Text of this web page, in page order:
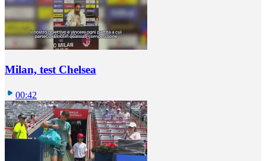
Milan, test Chelsea
00:42